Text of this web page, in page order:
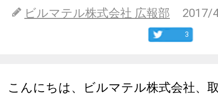
ビルマテル株式会社 広報部
2017/
3
こんにちは、ビルマテル株式会社、